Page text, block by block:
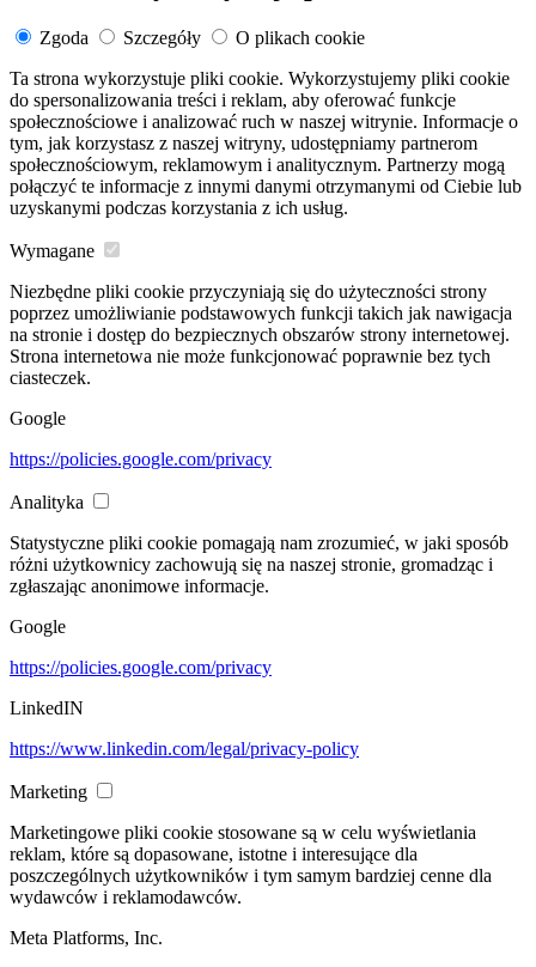
Zgoda Szczegóły
O plikach cookie
Ta strona wykorzystuje pliki cookie. Wykorzystujemy pliki cookie
do spersonalizowania treści i reklam, aby oferować funkcje
społecznościowe i analizować ruch w naszej witrynie. Informacje o
tym, jak korzystasz z naszej witryny, udostępniamy partnerom
społecznościowym, reklamowym i analitycznym. Partnerzy mogą
połączyć te informacje z innymi danymi otrzymanymi od Ciebie lub
uzyskanymi podczas korzystania z ich usług.
Wymagane
Niezbędne pliki cookie przyczyniają się do użyteczności strony
poprzez umożliwianie podstawowych funkcji takich jak nawigacja
na stronie i dostęp do bezpiecznych obszarów strony internetowej.
Strona internetowa nie może funkcjonować poprawnie bez tych
ciasteczek.
Google
https://policies.google.com/privacy
Analityka
Statystyczne pliki cookie pomagają nam zrozumieć, w jaki sposób
różni użytkownicy zachowują się na naszej stronie, gromadząc i
zgłaszając anonimowe informacje.
Google
https://policies.google.com/privacy
LinkedIN
https://www.linkedin.com/legal/privacy-policy
Marketing
Marketingowe pliki cookie stosowane są w celu wyświetlania
reklam, które są dopasowane, istotne i interesujące dla
poszczególnych użytkowników i tym samym bardziej cenne dla
wydawców i reklamodawców.
Meta Platforms, Inc.